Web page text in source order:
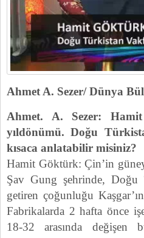
Ahmet A. Sezer/ Dünya
Ahmet. A. Sezer:
yıldönümü. Doğu
kısaca anlatabilir misiniz?
Hamit Göktürk: Çin’in
Şav Gung şehrinde, Doğu
getiren çoğunluğu
Fabrikalarda 2 hafta önce
18-32 arasında